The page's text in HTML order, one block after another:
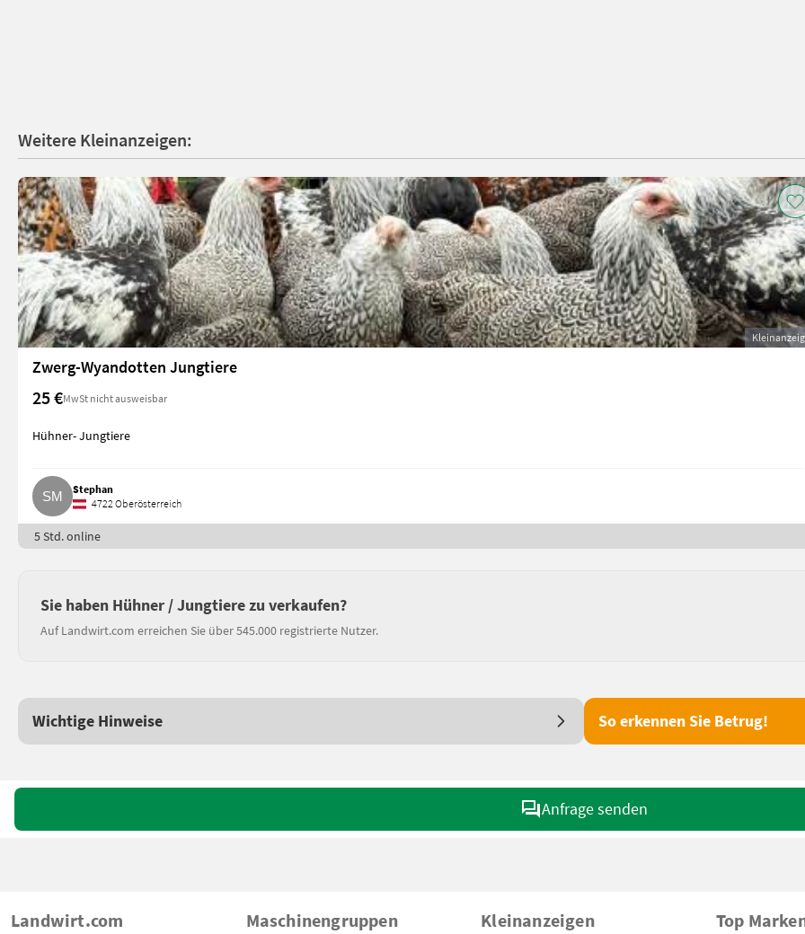
Weitere Kleinanzeigen:
Zwerg-Wyandotten Jungtiere
25 €MwSt nicht ausweisbar
Hühner- Jungtiere
Stephan
4722 Oberösterreich
5 Std. online
Sie haben Hühner / Jungtiere zu verkaufen?
Auf Landwirt.com erreichen Sie über 545.000 registrierte Nutzer.
Wichtige Hinweise So erkennen Sie Betrug!
Anfrage senden
Landwirt.com Maschinengruppen Kleinanzeigen Top